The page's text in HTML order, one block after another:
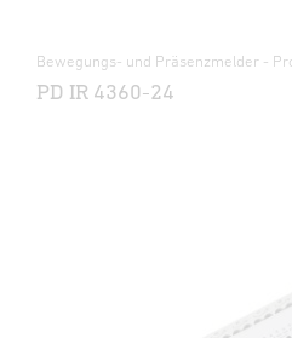
Bewegungs- und Präsenzmelder -
PD IR 4360-24